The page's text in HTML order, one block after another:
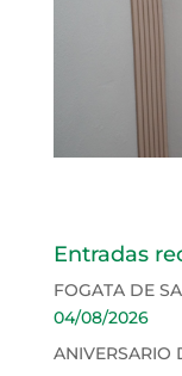
Entradas
FOGATA DE
04/08/2026
ANIVERSARIO